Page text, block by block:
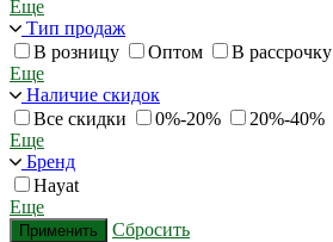
Еще
Тип продаж
В розницу
Оптом
В рассрочку
Еще
Наличие скидок
Все скидки
0%-20% 20%-40%
Еще
Бренд
Hayat
Еще
Применить Сбросить